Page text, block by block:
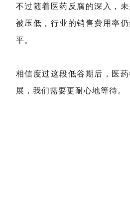
不过随着医药反腐的深入，
被压低，行业的销售费用率
平。
相信度过这段低谷期后，医
展，我们需要更耐心地等待。